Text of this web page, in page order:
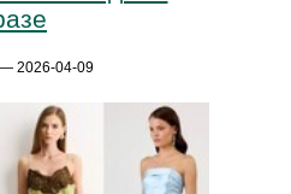
2026-04-09